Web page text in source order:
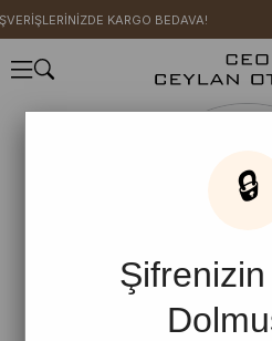
KARGO BEDAVA!
🔒